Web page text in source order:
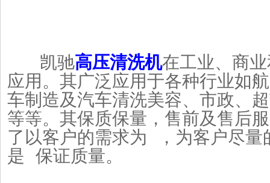
凯驰高压清洗机在工业、商
应用。其广泛应用于各种行业如
车制造及汽车清洗美容、市政、
等等。其保质保量，售前及售后
了以客户的需求为 ，为客户尽量
是 保证质量。